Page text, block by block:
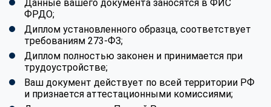
Данные вашего документа заносятся в ФИС
ФРДО;
Диплом установленного образца, соответствует
требованиям 273-ФЗ;
Диплом полностью законен и принимается при
трудоустройстве;
Ваш документ действует по всей территории РФ
и признается аттестационными комиссиями;